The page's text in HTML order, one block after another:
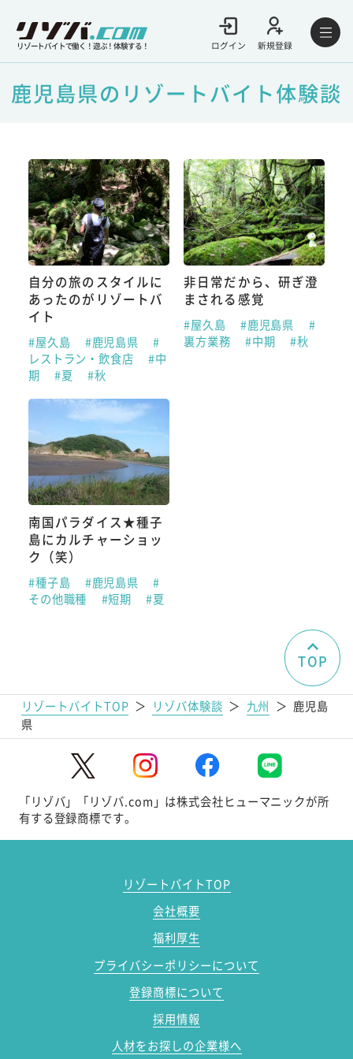
リゾートバイトで働く！遊ぶ！体験する！ ログイン 新規登録
鹿児島県のリゾートバイト体験談
自分の旅のスタイルに
あったのがリゾートバ
イト
#屋久島 #鹿児島県
#
レストラン・飲食店
#中
期
#夏 #秋
非日常だから、研ぎ澄
まされる感覚
#屋久島 #鹿児島県
#
裏方業務
#中期 #秋
南国パラダイス★種子
島にカルチャーショッ
ク（笑）
#種子島 #鹿児島県
#
その他職種
#短期 #夏
リゾートバイトTOP ＞ リゾバ体験談 ＞ 九州 ＞ 鹿児島
県
TOP
「リゾバ」「リゾバ.com」は株式会社ヒューマニックが所
有する登録商標です。
リゾートバイトTOP
会社概要
福利厚生
プライバシーポリシーについて
登録商標について
採用情報
人材をお探しの企業様へ